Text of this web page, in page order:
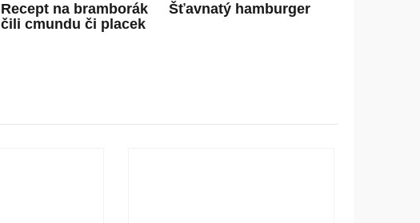
Recept na bramborák
čili cmundu či placek
Šťavnatý hamburger